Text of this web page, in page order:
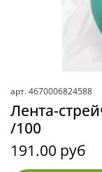
арт. 4670006824588
Лента-
/100
191.00 руб